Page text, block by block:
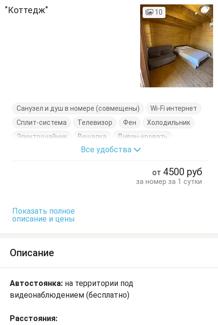
"Коттедж" 10
Санузел и душ в номере (совмещены)
Wi-Fi интернет
Сплит-система
Телевизор Фен
Холодильник
Электрочайник
Вешалка
Диван-кровать
Кровати односпальные
Кровать двуспальная
Все удобства
от 4500 руб
за номер за 1 сутки
Показать полное
описание и цены
Описание
Автостоянка: на территории под
видеонаблюдением (бесплатно)
Расстояния: